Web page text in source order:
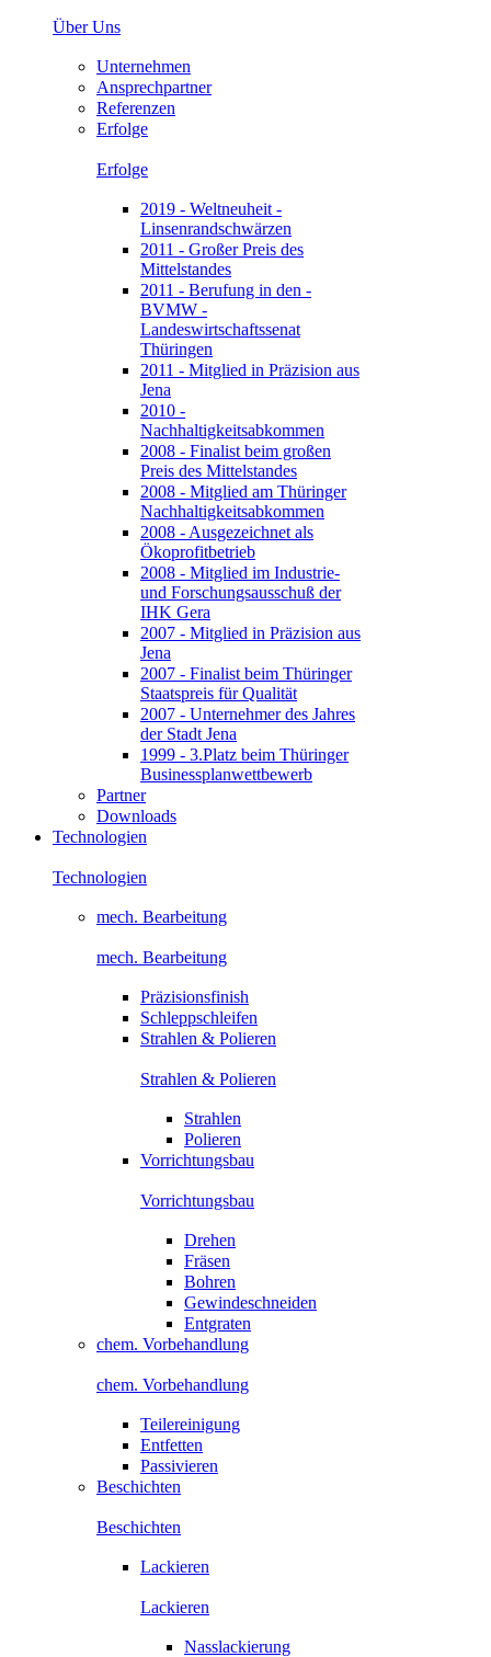
Über Uns
Unternehmen
Ansprechpartner
Referenzen
Erfolge
Erfolge
2019 - Weltneuheit -
Linsenrandschwärzen
2011 - Großer Preis des
Mittelstandes
2011 - Berufung in den -
BVMW -
Landeswirtschaftssenat
Thüringen
2011 - Mitglied in Präzision aus
Jena
2010 -
Nachhaltigkeitsabkommen
2008 - Finalist beim großen
Preis des Mittelstandes
2008 - Mitglied am Thüringer
Nachhaltigkeitsabkommen
2008 - Ausgezeichnet als
Ökoprofitbetrieb
2008 - Mitglied im Industrie-
und Forschungsausschuß der
IHK Gera
2007 - Mitglied in Präzision aus
Jena
2007 - Finalist beim Thüringer
Staatspreis für Qualität
2007 - Unternehmer des Jahres
der Stadt Jena
1999 - 3.Platz beim Thüringer
Businessplanwettbewerb
Partner
Downloads
Technologien
Technologien
mech. Bearbeitung
mech. Bearbeitung
Präzisionsfinish
Schleppschleifen
Strahlen & Polieren
Strahlen & Polieren
Strahlen
Polieren
Vorrichtungsbau
Vorrichtungsbau
Drehen
Fräsen
Bohren
Gewindeschneiden
Entgraten
chem. Vorbehandlung
chem. Vorbehandlung
Teilereinigung
Entfetten
Passivieren
Beschichten
Beschichten
Lackieren
Lackieren
Nasslackierung